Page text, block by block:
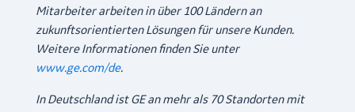
Mitarbeiter arbeiten in über 100 Ländern an
zukunftsorientierten Lösungen für unsere Kunden.
Weitere Informationen finden Sie unter
www.ge.com/de.
In Deutschland ist GE an mehr als 70 Standorten mit